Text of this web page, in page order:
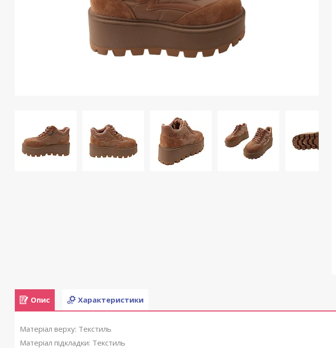
Опис Характеристики
Матеріал верху: Текстиль
Матеріал підкладки: Текстиль